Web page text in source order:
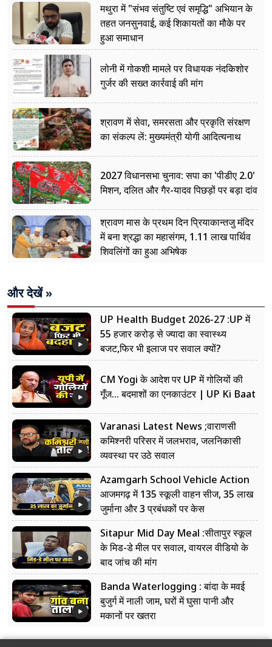
मथुरा में "संभव संतुष्टि एवं समृद्धि" अभियान के
तहत जनसुनवाई, कई शिकायतों का मौके पर
हुआ समाधान
लोनी में गोकशी मामले पर विधायक नंदकिशोर
गुर्जर की सख्त कार्रवाई की मांग
श्रावण में सेवा, समरसता और प्रकृति संरक्षण
का संकल्प लें: मुख्यमंत्री योगी आदित्यनाथ
2027 विधानसभा चुनाव: सपा का 'पीडीए 2.0'
मिशन, दलित और गैर-यादव पिछड़ों पर बड़ा दांव
श्रावण मास के प्रथम दिन प्रियाकान्तजु मंदिर
में बना श्रद्धा का महासंगम, 1.11 लाख पार्थिव
शिवलिंगों का हुआ अभिषेक
और देखें »
UP Health Budget 2026-27 :UP में
55 हजार करोड़ से ज्यादा का स्वास्थ्य
बजट,फिर भी इलाज पर सवाल क्यों?
CM Yogi के आदेश पर UP में गोलियों की
गूँज... बदमाशों का एनकाउंटर | UP Ki Baat
Varanasi Latest News ;वाराणसी
कमिश्नरी परिसर में जलभराव, जलनिकासी
व्यवस्था पर उठे सवाल
Azamgarh School Vehicle Action
आजमगढ़ में 135 स्कूली वाहन सीज, 35 लाख
जुर्माना और 3 प्रबंधकों पर केस
Sitapur Mid Day Meal :सीतापुर स्कूल
के मिड-डे मील पर सवाल, वायरल वीडियो के
बाद जांच की मांग
Banda Waterlogging : बांदा के मवई
बुजुर्ग में नाली जाम, घरों में घुसा पानी और
मकानों पर खतरा